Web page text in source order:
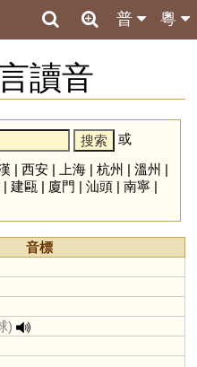
粵
普
讀音
或
| 西安| 上海| 杭州 | 溫州 |
| 建甌 | 廈門 | 汕頭| 南寧|
音標
)